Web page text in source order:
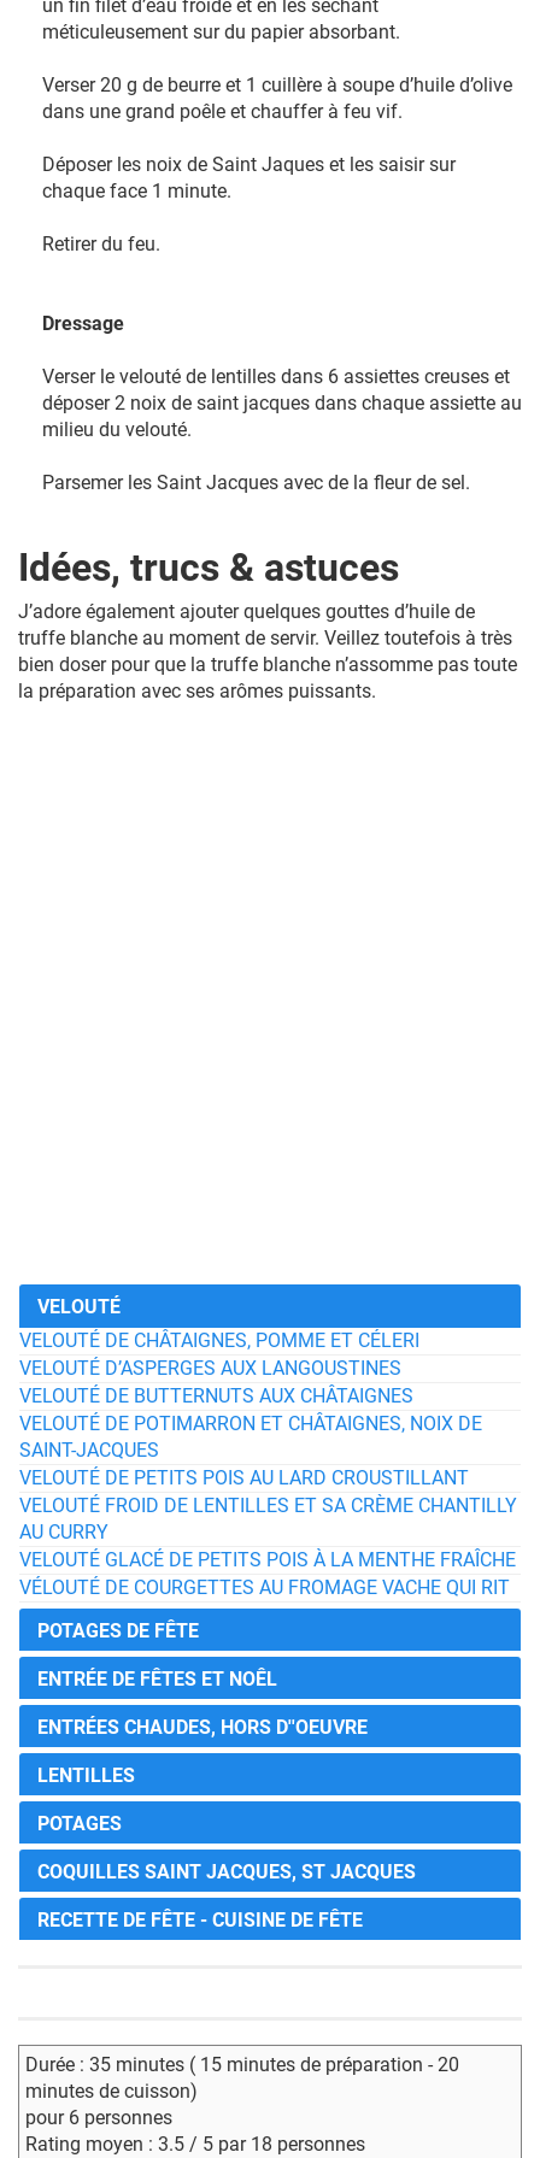
un fin filet d’eau froide et en les séchant
méticuleusement sur du papier absorbant.
Verser 20 g de beurre et 1 cuillère à soupe d’huile d’olive
dans une grand poêle et chauffer à feu vif.
Déposer les noix de Saint Jaques et les saisir sur
chaque face 1 minute.
Retirer du feu.
Dressage
Verser le velouté de lentilles dans 6 assiettes creuses et
déposer 2 noix de saint jacques dans chaque assiette au
milieu du velouté.
Parsemer les Saint Jacques avec de la fleur de sel.
Idées, trucs & astuces
J’adore également ajouter quelques gouttes d’huile de
truffe blanche au moment de servir. Veillez toutefois à très
bien doser pour que la truffe blanche n’assomme pas toute
la préparation avec ses arômes puissants.
VELOUTÉ
VELOUTÉ DE CHÂTAIGNES, POMME ET CÉLERI
VELOUTÉ D’ASPERGES AUX LANGOUSTINES
VELOUTÉ DE BUTTERNUTS AUX CHÂTAIGNES
VELOUTÉ DE POTIMARRON ET CHÂTAIGNES, NOIX DE
SAINT-JACQUES
VELOUTÉ DE PETITS POIS AU LARD CROUSTILLANT
VELOUTÉ FROID DE LENTILLES ET SA CRÈME CHANTILLY
AU CURRY
VELOUTÉ GLACÉ DE PETITS POIS À LA MENTHE FRAÎCHE
VÉLOUTÉ DE COURGETTES AU FROMAGE VACHE QUI RIT
POTAGES DE FÊTE
ENTRÉE DE FÊTES ET NOÊL
ENTRÉES CHAUDES, HORS D''OEUVRE
LENTILLES
POTAGES
COQUILLES SAINT JACQUES, ST JACQUES
RECETTE DE FÊTE - CUISINE DE FÊTE
Durée : 35 minutes ( 15 minutes de préparation - 20
minutes de cuisson)
pour 6 personnes
Rating moyen : 3.5 / 5 par 18 personnes